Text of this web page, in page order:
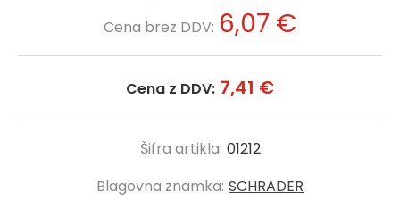
Cena brez DDV: 6,07 €
Cena z DDV: 7,41 €
Šifra artikla: 01212
Blagovna znamka: SCHRADER